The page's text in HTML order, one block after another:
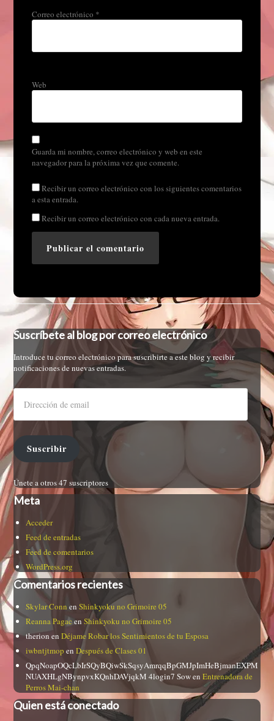
Correo electrónico *
Web
Guarda mi nombre, correo electrónico y web en este
navegador para la próxima vez que comente.
Recibir un correo electrónico con los siguientes comentarios
a esta entrada.
Recibir un correo electrónico con cada nueva entrada.
Suscríbete al blog por correo electrónico
Introduce tu correo electrónico para suscribirte a este blog y recibir
notificaciones de nuevas entradas.
Suscribir
Únete a otros 47 suscriptores
Meta
Acceder
Feed de entradas
Feed de comentarios
WordPress.org
Comentarios recientes
Skylar Conn enShinkyoku no Grimoire 05
Reanna PagacenShinkyoku no Grimoire 05
therion enDéjame Robar los Sentimientos de tu Esposa
iwbntjtmop enDespués de Clases 01
QpqNoapOQcLbIrSQyBQiwSkSqsyAmrqqBpGMJpImHeBjmanEXPM
NUAXHLgNBynpvxKQnhDAVjqkM 4login7 SowenEntrenadora de
Perros Mai-chan
Quien está conectado